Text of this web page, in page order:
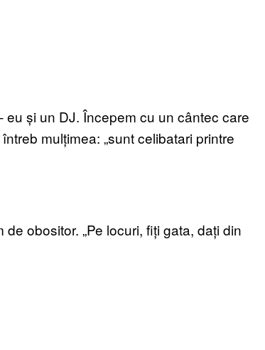
și un DJ. Începem cu un cântec care
mulțimea: „sunt celibatari printre
obositor. „Pe locuri, fiți gata, dați din